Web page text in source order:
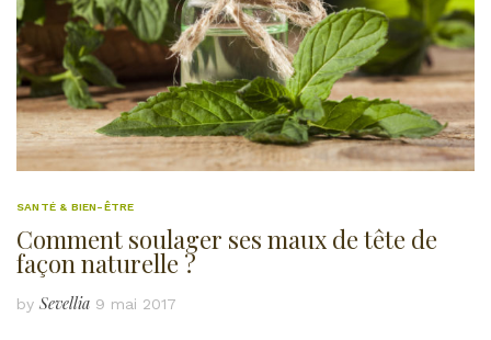
SANTÉ & BIEN-ÊTRE
Comment soulager ses maux de tête de
façon naturelle ?
by Sevellia 9 mai 2017